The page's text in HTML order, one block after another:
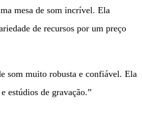
mesa de som incrível. Ela
de recursos por um preço
som muito robusta e confiável. Ela
estúdios de gravação.”